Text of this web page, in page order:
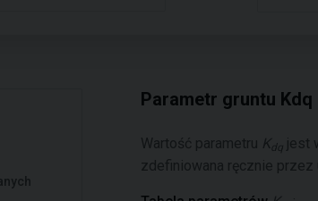
Parametr gruntu Kdq
Wartość parametru Kdq jest
zdefiniowana ręcznie przez